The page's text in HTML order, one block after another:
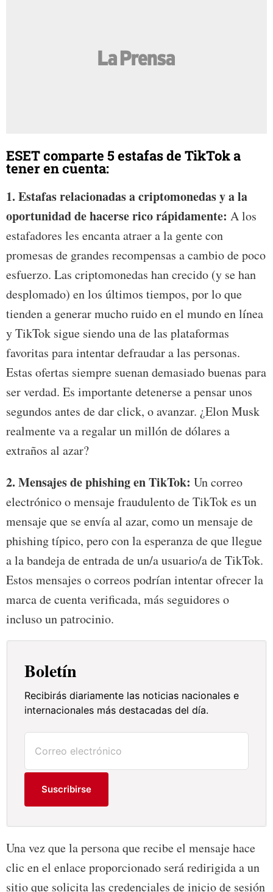
ESET comparte 5 estafas de TikTok a
tener en cuenta:
1. Estafas relacionadas a criptomonedas y a la
oportunidad de hacerse rico rápidamente: A los
estafadores les encanta atraer a la gente con
promesas de grandes recompensas a cambio de poco
esfuerzo. Las criptomonedas han crecido (y se han
desplomado) en los últimos tiempos, por lo que
tienden a generar mucho ruido en el mundo en línea
y TikTok sigue siendo una de las plataformas
favoritas para intentar defraudar a las personas.
Estas ofertas siempre suenan demasiado buenas para
ser verdad. Es importante detenerse a pensar unos
segundos antes de dar click, o avanzar. ¿Elon Musk
realmente va a regalar un millón de dólares a
extraños al azar?
2. Mensajes de phishing en TikTok: Un correo
electrónico o mensaje fraudulento de TikTok es un
mensaje que se envía al azar, como un mensaje de
phishing típico, pero con la esperanza de que llegue
a la bandeja de entrada de un/a usuario/a de TikTok.
Estos mensajes o correos podrían intentar ofrecer la
marca de cuenta verificada, más seguidores o
incluso un patrocinio.
Boletín
Recibirás diariamente las noticias nacionales e
internacionales más destacadas del día.
Suscribirse
Una vez que la persona que recibe el mensaje hace
clic en el enlace proporcionado será redirigida a un
sitio que solicita las credenciales de inicio de sesión